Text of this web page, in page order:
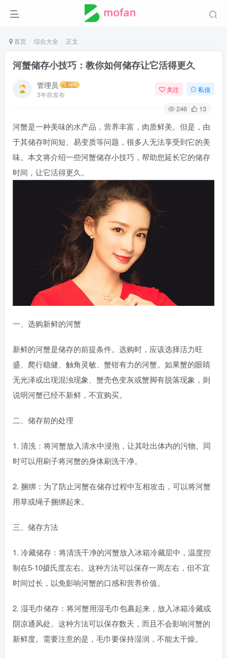
首页 综合大全 正文
河蟹储存小技巧：教你如何储存让它活得更久
管理员
3年前发布
关注 私信
246 13
河蟹是一种美味的水产品，营养丰富，肉质鲜美。但是，由
于其储存时间短、易变质等问题，很多人无法享受到它的美
味。本文将介绍一些河蟹储存小技巧，帮助您延长它的储存
时间，让它活得更久。
一、选购新鲜的河蟹
新鲜的河蟹是储存的前提条件。选购时，应该选择活力旺
盛、爬行稳健、触角灵敏、蟹钳有力的河蟹。如果蟹的眼睛
无光泽或出现混浊现象、蟹壳色变灰或蟹脚有脱落现象，则
说明河蟹已经不新鲜，不宜购买。
二、储存前的处理
1. 清洗：将河蟹放入清水中浸泡，让其吐出体内的污物。同
时可以用刷子将河蟹的身体刷洗干净。
2. 捆绑：为了防止河蟹在储存过程中互相攻击，可以将河蟹
用草或绳子捆绑起来。
三、储存方法
1. 冷藏储存：将清洗干净的河蟹放入冰箱冷藏层中，温度控
制在5-10摄氏度左右。这种方法可以保存一周左右，但不宜
时间过长，以免影响河蟹的口感和营养价值。
2. 湿毛巾储存：将河蟹用湿毛巾包裹起来，放入冰箱冷藏或
阴凉通风处。这种方法可以保存数天，而且不会影响河蟹的
新鲜度。需要注意的是，毛巾要保持湿润，不能太干燥。